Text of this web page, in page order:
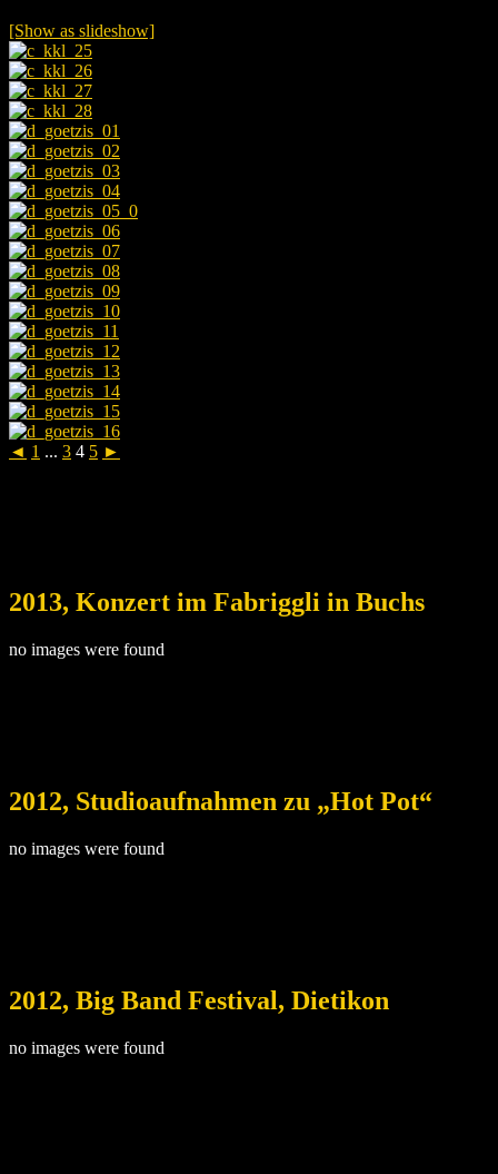
[Show as slideshow]
◄ 1 ... 3 4 5 ►
2013, Konzert im Fabriggli in Buchs
no images were found
2012, Studioaufnahmen zu „Hot Pot“
no images were found
2012, Big Band Festival, Dietikon
no images were found